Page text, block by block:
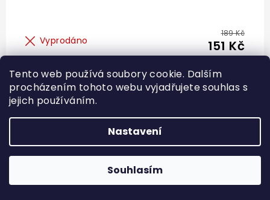
Tento web používá soubory cookie. Dalším
procházením tohoto webu vyjadřujete souhlas s
jejich používáním.
Nastavení
Souhlasím
Vyprodáno
189 Kč
151 Kč